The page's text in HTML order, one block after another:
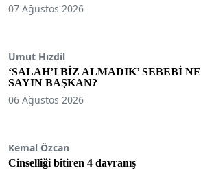
07 Ağustos 2026
Umut Hızdil
‘SALAH’I BİZ ALMADIK’ SEBEBİ NE
SAYIN BAŞKAN?
06 Ağustos 2026
Kemal Özcan
Cinselliği bitiren 4 davranış